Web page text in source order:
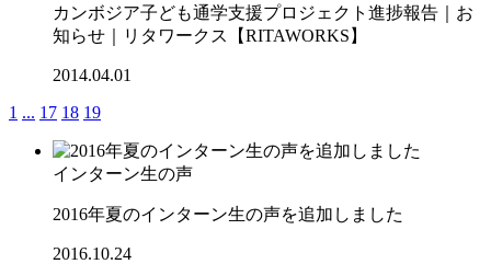
カンボジア子ども通学支援プロジェクト進捗報告｜お
知らせ｜リタワークス【RITAWORKS】
2014.04.01
1 ... 17 18 19
インターン生の声
2016年夏のインターン生の声を追加しました
2016.10.24